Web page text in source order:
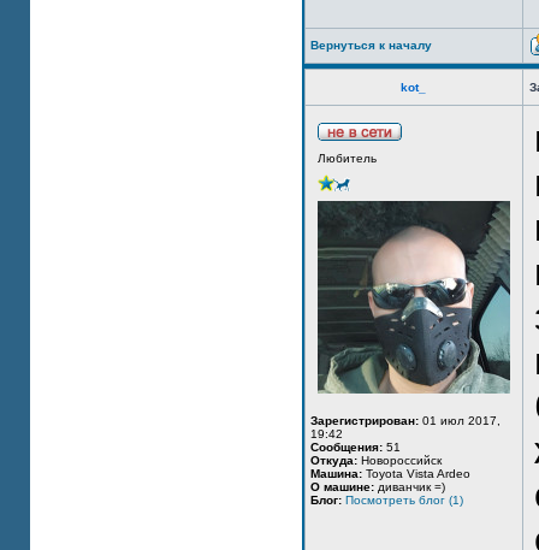
Вернуться к началу
kot_
Любитель
Зарегистрирован: 01 июл 2017,
19:42
Сообщения: 51
Откуда: Новороссийск
Машина: Toyota Vista Ardeo
О машине: диванчик =)
Блог: Посмотреть блог (1)